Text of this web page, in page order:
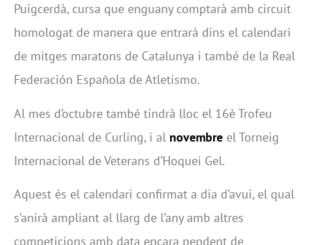
Puigcerdà, cursa que enguany comptarà amb circuit
homologat de manera que entrarà dins el calendari
de mitges maratons de Catalunya i també de la Real
Federación Española de Atletismo.
Al mes d’octubre també tindrà lloc el 16è Trofeu
Internacional de Curling, i al novembre el Torneig
Internacional de Veterans d’Hoquei Gel.
Aquest és el calendari confirmat a dia d’avui, el qual
s’anirà ampliant al llarg de l’any amb altres
competicions amb data encara pendent de